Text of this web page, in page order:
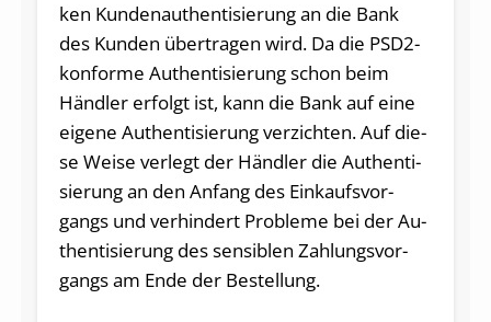
ken Kun­den­au­then­ti­sie­rung an die Bank
des Kun­den über­tra­gen wird. Da die PS­D2-
kon­for­me Au­then­ti­sie­rung schon beim
Händ­ler er­folgt ist, kann die Bank auf ei­ne
ei­ge­ne Au­then­ti­sie­rung ver­zich­ten. Auf die­
se Wei­se ver­legt der Händ­ler die Au­then­ti­
sie­rung an den An­fang des Ein­kaufs­vor­
gangs und ver­hin­dert Pro­ble­me bei der Au­
then­ti­sie­rung des sen­si­blen Zah­lungs­vor­
gangs am En­de der Bestellung.